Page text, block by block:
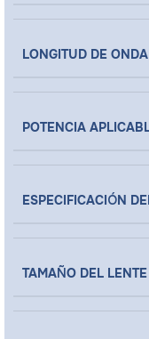
LONGITUD DE
POTENCIA
ESPECIFICACIÓN
TAMAÑO DEL